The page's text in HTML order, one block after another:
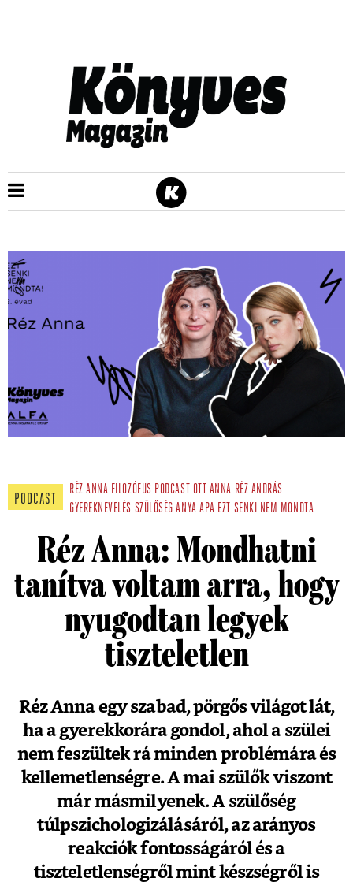
PODCAST
RÉZ ANNA FILOZÓFUS PODCAST OTT ANNA RÉZ ANDRÁS
GYEREKNEVELÉS SZÜLŐSÉG ANYA APA EZT SENKI NEM MONDTA
Réz Anna: Mondhatni
tanítva voltam arra, hogy
nyugodtan legyek
tiszteletlen
Réz Anna egy szabad, pörgős világot lát,
ha a gyerekkorára gondol, ahol a szülei
nem feszültek rá minden problémára és
kellemetlenségre. A mai szülők viszont
már másmilyenek. A szülőség
túlpszichologizálásáról, az arányos
reakciók fontosságáról és a
tiszteletlenségről mint készségről is